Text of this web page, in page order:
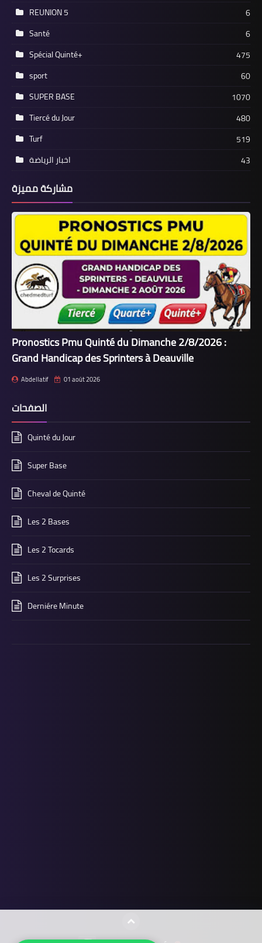
REUNION 5
6
Santé
6
Spécial Quinté+
475
sport
60
SUPER BASE
1070
Tiercé du Jour
480
Turf
519
اخبار الرياضة
43
مشاركة مميزة
Pronostics Pmu Quinté du Dimanche 2/8/2026 :
Grand Handicap des Sprinters à Deauville
Abdellatif 01 août 2026
الصفحات
Quinté du Jour
Super Base
Cheval de Quinté
Les 2 Bases
Les 2 Tocards
Les 2 Surprises
Derniére Minute